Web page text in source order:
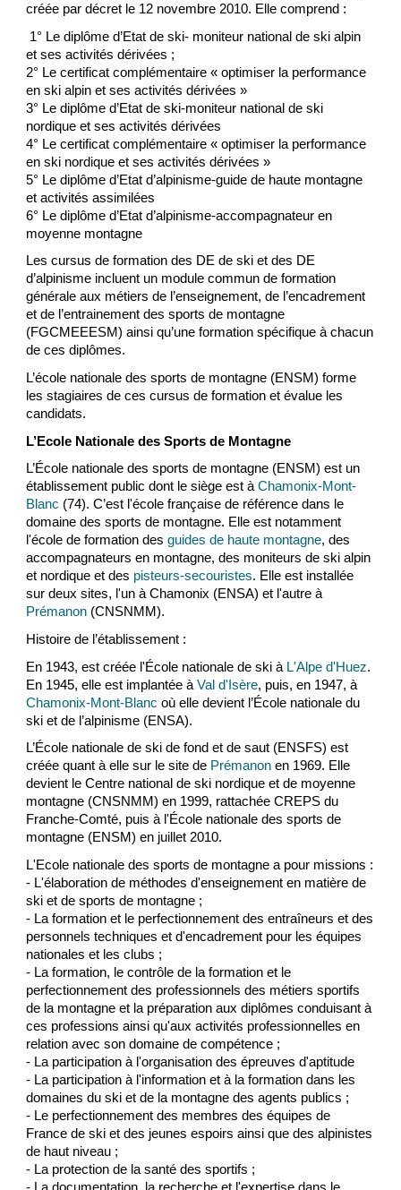
créée par décret le 12 novembre 2010. Elle comprend :
1° Le diplôme d’Etat de ski- moniteur national de ski alpin
et ses activités dérivées ;
2° Le certificat complémentaire « optimiser la performance
en ski alpin et ses activités dérivées »
3° Le diplôme d’Etat de ski-moniteur national de ski
nordique et ses activités dérivées
4° Le certificat complémentaire « optimiser la performance
en ski nordique et ses activités dérivées »
5° Le diplôme d’Etat d’alpinisme-guide de haute montagne
et activités assimilées
6° Le diplôme d’Etat d’alpinisme-accompagnateur en
moyenne montagne
Les cursus de formation des DE de ski et des DE
d’alpinisme incluent un module commun de formation
générale aux métiers de l’enseignement, de l’encadrement
et de l’entrainement des sports de montagne
(FGCMEEESM) ainsi qu’une formation spécifique à chacun
de ces diplômes.
L’école nationale des sports de montagne (ENSM) forme
les stagiaires de ces cursus de formation et évalue les
candidats.
L’Ecole Nationale des Sports de Montagne
L’École nationale des sports de montagne (ENSM) est un
établissement public dont le siège est àChamonix-Mont-
Blanc (74). C’est l'école française de référence dans le
domaine des sports de montagne. Elle est notamment
l'école de formation desguides de haute montagne, des
accompagnateurs en montagne, des moniteurs de ski alpin
et nordique et des pisteurs-secouristes. Elle est installée
sur deux sites, l'un à Chamonix (ENSA) et l'autre à
Prémanon (CNSNMM).
Histoire de l’établissement :
En 1943, est créée l'École nationale de ski à L'Alpe d'Huez.
En 1945, elle est implantée àVal d'Isère, puis, en 1947, à
Chamonix-Mont-Blanc où elle devient l’École nationale du
ski et de l’alpinisme (ENSA).
L’École nationale de ski de fond et de saut (ENSFS) est
créée quant à elle sur le site de Prémanon en 1969. Elle
devient le Centre national de ski nordique et de moyenne
montagne (CNSNMM) en 1999, rattachée CREPS du
Franche-Comté, puis à l'École nationale des sports de
montagne (ENSM) en juillet 2010.
L'Ecole nationale des sports de montagne a pour missions :
- L'élaboration de méthodes d'enseignement en matière de
ski et de sports de montagne ;
- La formation et le perfectionnement des entraîneurs et des
personnels techniques et d'encadrement pour les équipes
nationales et les clubs ;
- La formation, le contrôle de la formation et le
perfectionnement des professionnels des métiers sportifs
de la montagne et la préparation aux diplômes conduisant à
ces professions ainsi qu'aux activités professionnelles en
relation avec son domaine de compétence ;
- La participation à l'organisation des épreuves d'aptitude
- La participation à l'information et à la formation dans les
domaines du ski et de la montagne des agents publics ;
- Le perfectionnement des membres des équipes de
France de ski et des jeunes espoirs ainsi que des alpinistes
de haut niveau ;
- La protection de la santé des sportifs ;